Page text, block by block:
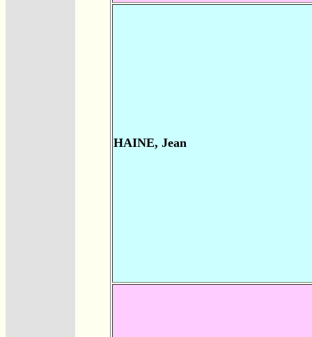
HAINE, Jean